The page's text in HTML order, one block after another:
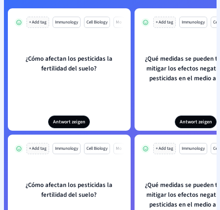
+ Add tag Immunology Cell Biology Mo
¿Cómo afectan los pesticidas la
fertilidad del suelo?
Antwort zeigen
+ Add tag Immunology
¿Qué medidas se pueden
mitigar los efectos
pesticidas en el medio
Antwort zeigen
+ Add tag Immunology Cell Biology Mo
¿Cómo afectan los pesticidas la
fertilidad del suelo?
+ Add tag Immunology
¿Qué medidas se pueden
mitigar los efectos
pesticidas en el medio